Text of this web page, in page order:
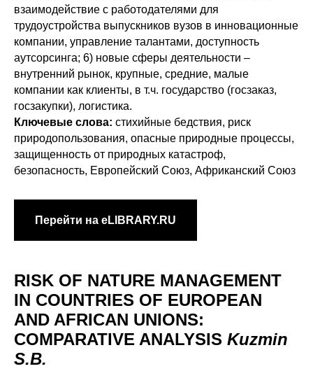
взаимодействие с работодателями для
трудоустройства выпускников вузов в инновационные
компании, управление талантами, доступность
аутсорсинга; 6) новые сферы деятельности –
внутренний рынок, крупные, средние, малые
компании как клиенты, в т.ч. государство (госзаказ,
госзакупки), логистика.
Ключевые слова: стихийные бедствия, риск
природопользования, опасные природные процессы,
защищенность от природных катастроф,
безопасность, Европейский Союз, Африканский Союз
Перейти на eLIBRARY.RU
RISK OF NATURE MANAGEMENT
IN COUNTRIES OF EUROPEAN
AND AFRICAN UNIONS:
COMPARATIVE ANALYSIS Kuzmin
S.B.